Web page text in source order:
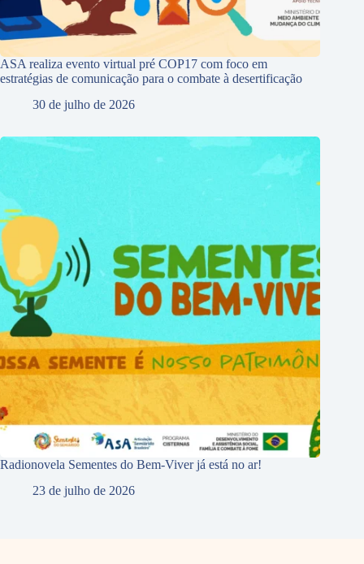
ASA realiza evento virtual pré COP17 com foco em
estratégias de comunicação para o combate à desertificação
30 de julho de 2026
Radionovela Sementes do Bem-Viver já está no ar!
23 de julho de 2026